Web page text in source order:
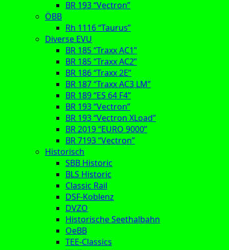
BR 193 “Vectron”
ÖBB
Rh 1116 “Taurus”
Diverse EVU
BR 185 “Traxx AC1”
BR 185 “Traxx AC2”
BR 186 “Traxx 2E”
BR 187 “Traxx AC3 LM”
BR 189 “ES 64 F4”
BR 193 “Vectron”
BR 193 “Vectron XLoad”
BR 2019 “EURO 9000”
BR 7193 “Vectron”
Historisch
SBB Historic
BLS Historic
Classic Rail
DSF-Koblenz
DVZO
Historische Seethalbahn
OeBB
TEE-Classics